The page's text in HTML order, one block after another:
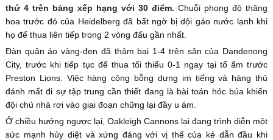
thứ 4 trên bảng xếp hạng với 30 điểm.Chuỗi phong độ thăng
hoa trước đó của Heidelberg đã bất ngờ bị dội gáo nước lạnh khi
họ để thua liên tiếp trong 2 vòng đấu gần nhất.
Đàn quân áo vàng-đen đã thảm bại 1-4 trên sân của Dandenong
City, trước khi tiếp tục để thua tối thiểu 0-1 ngay tại tổ ấm trước
Preston Lions. Việc hàng công bỗng dưng im tiếng và hàng thủ
đánh mất đi sự tập trung cần thiết đang là bài toán hóc búa khiến
đội chủ nhà rơi vào giai đoạn chững lại đầy u ám.
Ở chiều hướng ngược lại, Oakleigh Cannons lại đang trình diễn một
sức mạnh hủy diệt và xứng đáng với vị thế của kẻ dẫn đầu khi